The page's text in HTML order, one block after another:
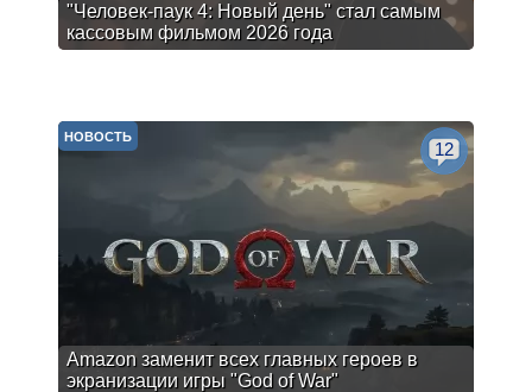
"Человек-паук 4: Новый день" стал самым
кассовым фильмом 2026 года
Amazon заменит всех главных героев в
экранизации игры "God of War"
НОВОСТЬ
12